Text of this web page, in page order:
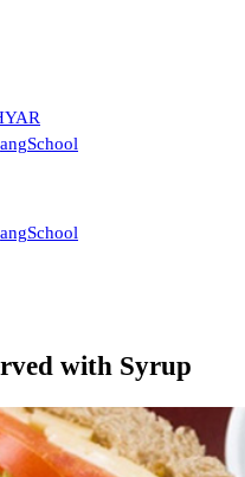
School
School
with Syrup